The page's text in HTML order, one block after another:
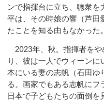
ンで指揮台に立ち、聴衆を
平は、その時娘の響（芦田
たことを知る由もなかった。
2023年、秋。指揮者をや
り、彼は一人でウィーンに
本にいる妻の志帆（石田ゆ
る。画家でもある志帆にフ
日本で子どもたちの面倒を